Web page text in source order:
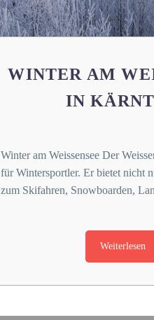
WINTER AM
IN
Winter am Weissensee Der
für Wintersportler. Er bietet nicht
zum Skifahren, Snowboarden,
Weiterlesen